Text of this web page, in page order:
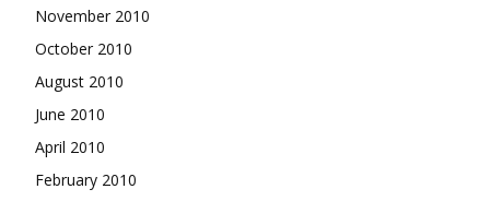
November 2010
October 2010
August 2010
June 2010
April 2010
February 2010